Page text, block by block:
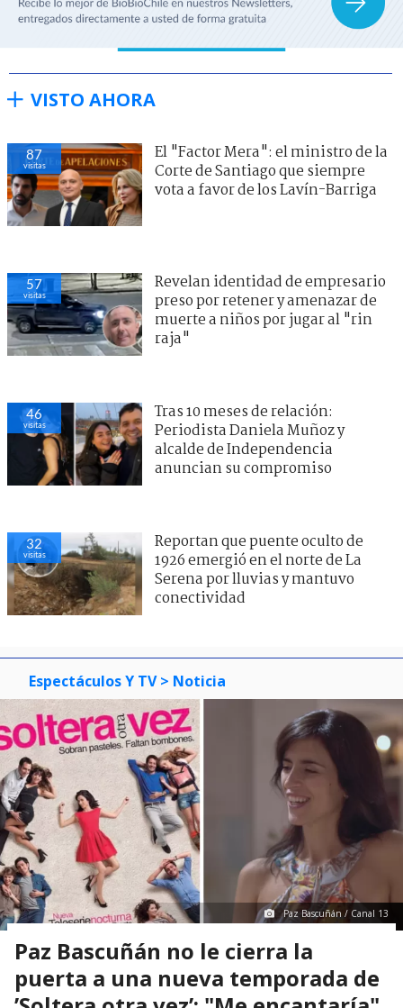
VISTO AHORA
87
visitas
El "Factor Mera": el ministro de la
Corte de Santiago que siempre
vota a favor de los Lavín-Barriga
57
visitas
Revelan identidad de empresario
preso por retener y amenazar de
muerte a niños por jugar al "rin
raja"
46
visitas
Tras 10 meses de relación:
Periodista Daniela Muñoz y
alcalde de Independencia
anuncian su compromiso
32
visitas
Reportan que puente oculto de
1926 emergió en el norte de La
Serena por lluvias y mantuvo
conectividad
Espectáculos Y TV > Noticia
Paz Bascuñán / Canal 13
Paz Bascuñán no le cierra la
puerta a una nueva temporada de